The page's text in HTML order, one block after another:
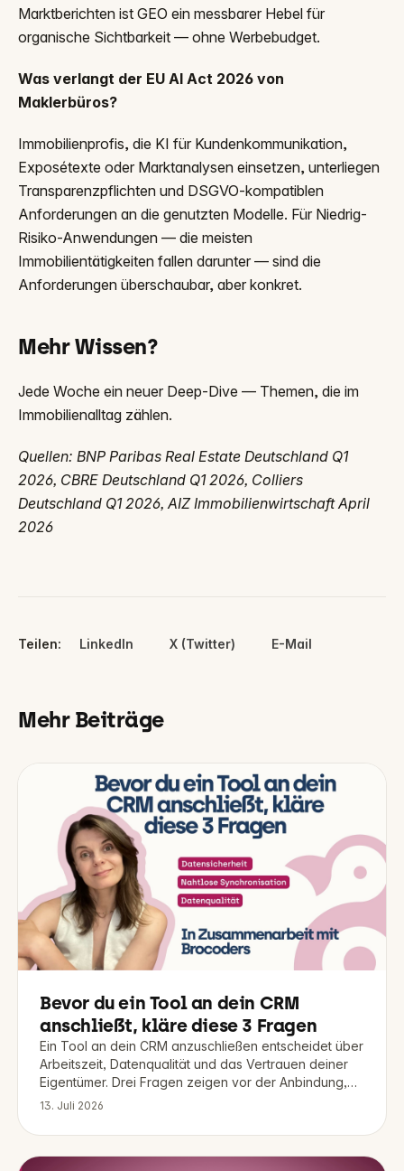
Marktberichten ist GEO ein messbarer Hebel für
organische Sichtbarkeit — ohne Werbebudget.
Was verlangt der EU AI Act 2026 von
Maklerbüros?
Immobilienprofis, die KI für Kundenkommunikation,
Exposétexte oder Marktanalysen einsetzen, unterliegen
Transparenzpflichten und DSGVO-kompatiblen
Anforderungen an die genutzten Modelle. Für Niedrig-
Risiko-Anwendungen — die meisten
Immobilientätigkeiten fallen darunter — sind die
Anforderungen überschaubar, aber konkret.
Mehr Wissen?
Jede Woche ein neuer Deep-Dive — Themen, die im
Immobilienalltag zählen.
Quellen: BNP Paribas Real Estate Deutschland Q1
2026, CBRE Deutschland Q1 2026, Colliers
Deutschland Q1 2026, AIZ Immobilienwirtschaft April
2026
Teilen: LinkedIn X (Twitter) E-Mail
Mehr Beiträge
Bevor du ein Tool an dein CRM
anschließt, kläre diese 3 Fragen
Ein Tool an dein CRM anzuschließen entscheidet über
Arbeitszeit, Datenqualität und das Vertrauen deiner
Eigentümer. Drei Fragen zeigen vor der Anbindung,
ob es sich lohnt.
13. Juli 2026